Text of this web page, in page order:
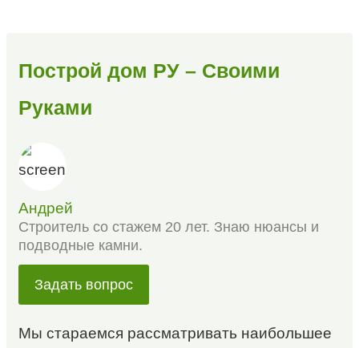
Построй дом РУ – Своими
Руками
Андрей
Строитель со стажем 20 лет. Знаю нюансы и
подводные камни.
Задать вопрос
Мы стараемся рассматривать наибольшее